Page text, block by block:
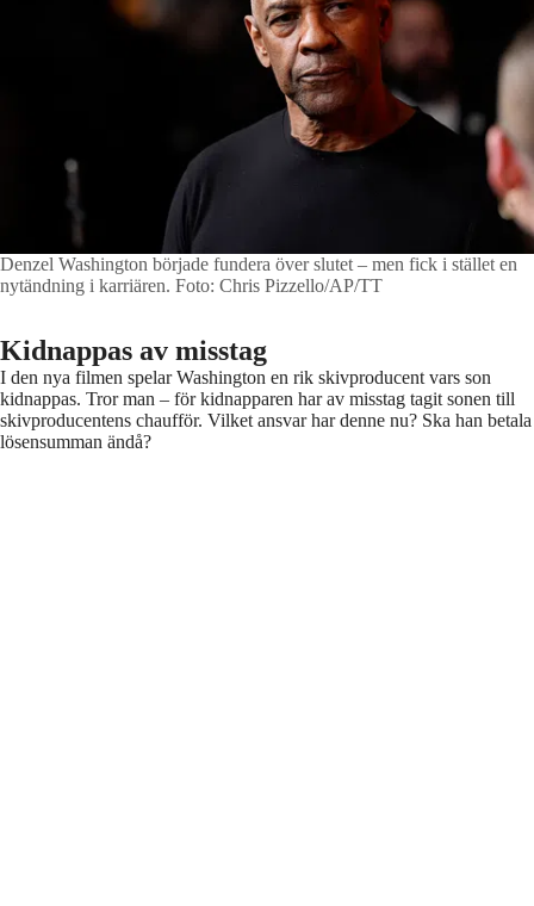
Denzel Washington började fundera över slutet – men fick i stället en
nytändning i karriären. Foto: Chris Pizzello/AP/TT
Kidnappas av misstag
I den nya filmen spelar Washington en rik skivproducent vars son
kidnappas. Tror man – för kidnapparen har av misstag tagit sonen till
skivproducentens chaufför. Vilket ansvar har denne nu? Ska han betala
lösensumman ändå?